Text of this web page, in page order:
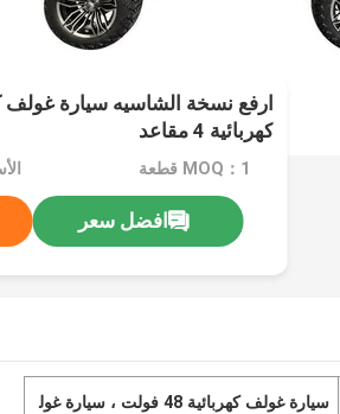
ارفع نسخة الشاسيه سيارة غولف
كهربائية 4 مقاعد
MOQ：1 قطعة
افضل سعر
سيارة غولف كهربائية 48 فولت ، سيارة غول